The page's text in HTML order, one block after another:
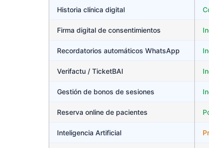
Historia clínica digital
Firma digital de consentimientos
Recordatorios automáticos WhatsApp
Verifactu / TicketBAI
Gestión de bonos de sesiones
Reserva online de pacientes
Inteligencia Artificial